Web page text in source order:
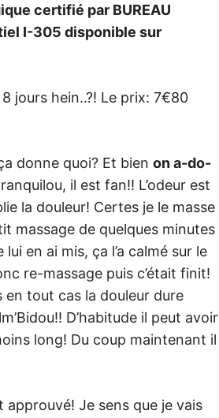
certifié par BUREAU
I-305 disponible sur
jours hein..?! Le prix: 7€80
donne quoi? Et bien on a-do-
il est fan!! L’odeur est
la douleur! Certes je le masse
massage de quelques minutes
en ai mis, ça l’a calmé sur le
re-massage puis c’était finit!
en tout cas la douleur dure
D’habitude il peut avoir
long! Du coup maintenant il
Je sens que je vais